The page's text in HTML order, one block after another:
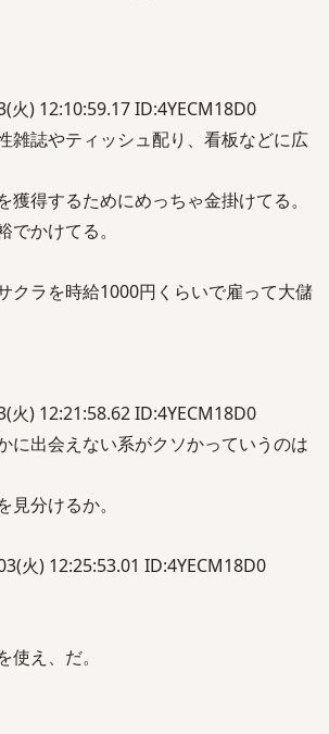
火) 12:10:59.17 ID:4YECM18D0
雑誌やティッシュ配り、看板などに広
獲得するためにめっちゃ金掛けてる。
でかけてる。
クラを時給1000円くらいで雇って大儲
火) 12:21:58.62 ID:4YECM18D0
に出会えない系がクソかっていうのは
見分けるか。
火) 12:25:53.01 ID:4YECM18D0
え、だ。